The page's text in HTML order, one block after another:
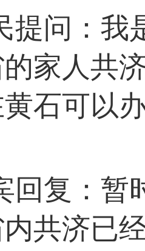
提问：我
家人共
石可以
回复：暂
共济已